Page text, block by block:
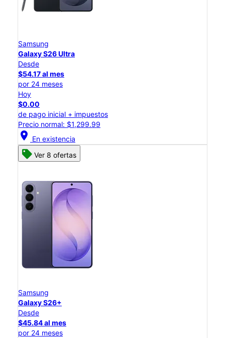
Samsung
Galaxy S26 Ultra
Desde
$54.17 al mes
por 24 meses
Hoy
$0.00
de pago inicial + impuestos
Precio normal: $1,299.99
location_on En existencia
Ver 8 ofertas
Samsung
Galaxy S26+
Desde
$45.84 al mes
por 24 meses